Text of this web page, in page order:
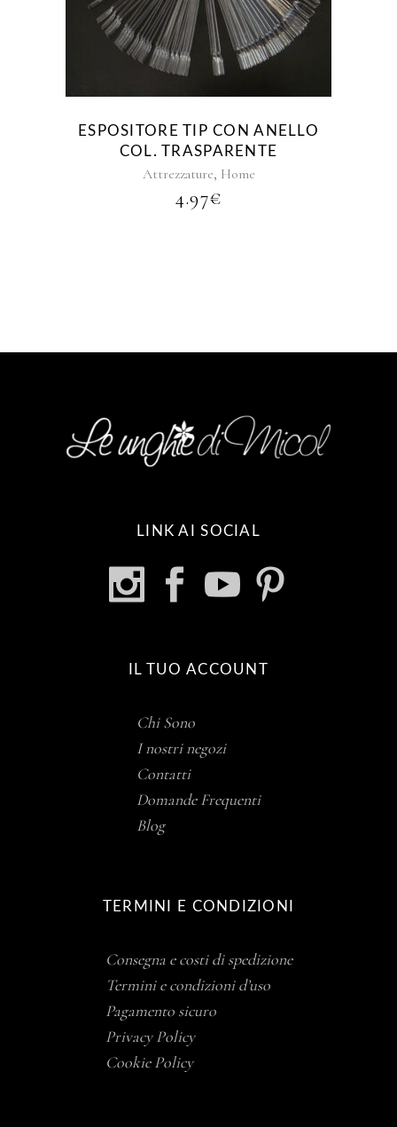
ESPOSITORE TIP CON ANELLO
COL. TRASPARENTE
Attrezzature, Home
4.97€
LINK AI SOCIAL
IL TUO ACCOUNT
Chi Sono
I nostri negozi
Contatti
Domande Frequenti
Blog
TERMINI E CONDIZIONI
Consegna e costi di spedizione
Termini e condizioni d’uso
Pagamento sicuro
Privacy Policy
Cookie Policy